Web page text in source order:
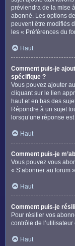
préviendra de la mise
abonné. Les options
peuvent être modifiés
les « Préférences du
Haut
Comment puis-je
spécifique ?
Vous pouvez ajouter
cliquant sur le lien
haut et en bas des
Répondre à un sujet
lorsqu’une réponse
Haut
Comment puis-je
Vous pouvez vous
« S’abonner au forum
Haut
Comment puis-je
Pour résilier vos
contrôle de
Haut